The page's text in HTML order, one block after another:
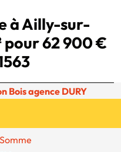
à Ailly-sur-
pour 62 900 €
Bois agence DURY